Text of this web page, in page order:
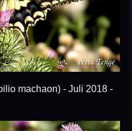
machaon) - Juli 2018 -